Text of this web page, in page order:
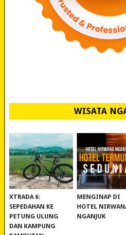
WISATA
REVIEW POLYGON
XTRADA 6:
SEPEDAHAN KE
PETUNG ULUNG
DAN KAMPUNG
MURAH
MENGINAP DI
HOTEL
NGANJUK